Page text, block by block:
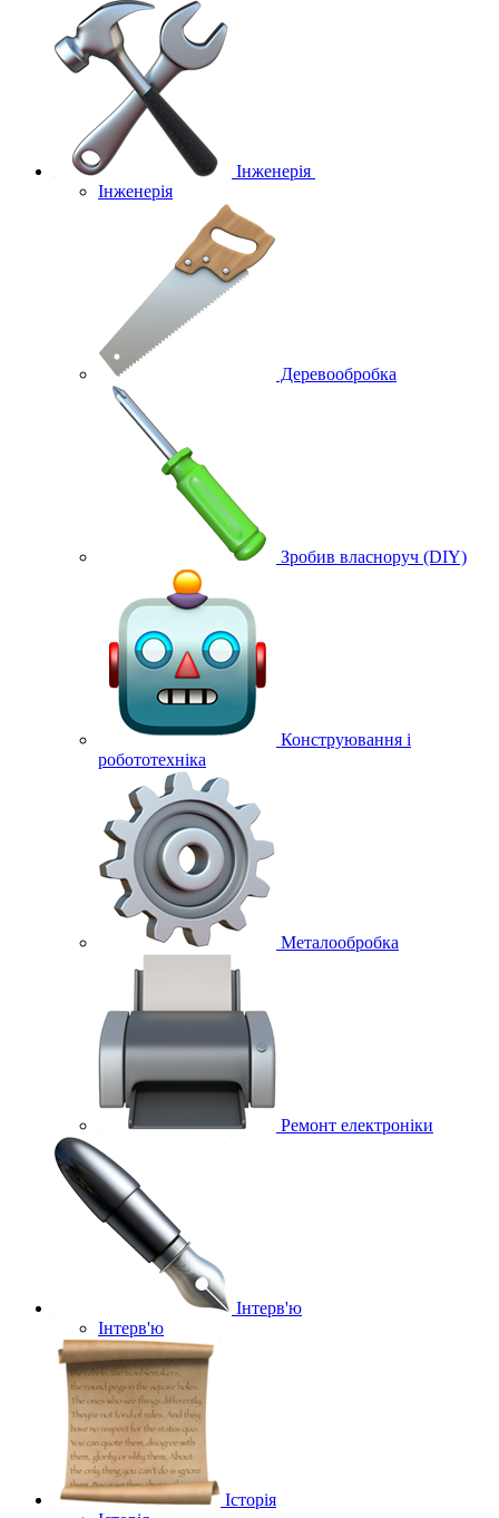
Інженерія
Інженерія
Деревообробка
Зробив власноруч (DIY)
Конструювання і
робототехніка
Металообробка
Ремонт електроніки
Інтерв'ю
Інтерв'ю
Історія